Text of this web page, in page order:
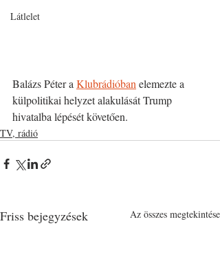
Látlelet
Balázs Péter a Klubrádióban elemezte a
külpolitikai helyzet alakulását Trump
hivatalba lépését követően.
TV, rádió
Friss bejegyzések Az összes megtekintése